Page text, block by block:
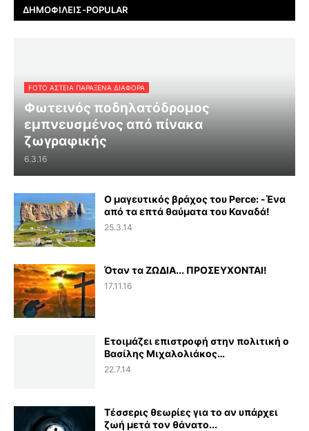
ΔΗΜΟΦΙΛΕΊΣ-POPULAR
FOTO ΑΣΤΕΙΑ ΠΑΡΑΞΕΝΑ ΔΙΑΦΟΡΑ
Φωτεινός ποδηλατόδρομος
εμπνευσμένος από πίνακα
ζωγραφικής
6.3.16
Ο μαγευτικός βράχος του Perce: -Ένα
από τα επτά θαύματα του Καναδά!
25.3.14
Όταν τα ΖΩΔΙΑ... ΠΡΟΣΕΥΧΟΝΤΑΙ!
17.11.16
Ετοιμάζει επιστροφή στην πολιτική ο
Βασίλης Μιχαλολιάκος…
22.7.14
Τέσσερις θεωρίες για το αν υπάρχει
ζωή μετά τον θάνατο...